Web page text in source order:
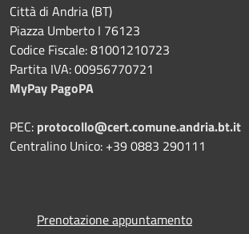
Città di Andria (BT)
Piazza Umberto I 76123
Codice Fiscale: 81001210723
Partita IVA: 00956770721
MyPay PagoPA
PEC: protocollo@cert.comune.andria.bt.it
Centralino Unico: +39 0883 290111
Prenotazione appuntamento